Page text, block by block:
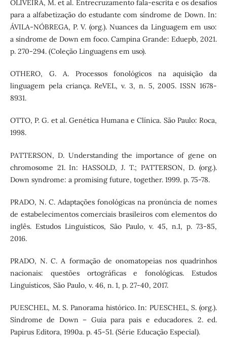
OLIVEIRA, M. et al. Entrecruzamento fala-escrita e os desafios
para a alfabetização do estudante com síndrome de Down. In:
ÁVILA-NÓBREGA, P. V. (org.). Nuances da Linguagem em uso:
a síndrome de Down em foco. Campina Grande: Eduepb, 2021.
p. 270-294. (Coleção Linguagens em uso).
OTHERO, G. A. Processos fonológicos na aquisição da
linguagem pela criança. ReVEL, v. 3, n. 5, 2005. ISSN 1678-
8931.
OTTO, P. G. et al. Genética Humana e Clínica. São Paulo: Roca,
1998.
PATTERSON, D. Understanding the importance of gene on
chromosome 21. In: HASSOLD, J. T.; PATTERSON, D. (org.).
Down syndrome: a promising future, together. 1999. p. 75-78.
PRADO, N. C. Adaptações fonológicas na pronúncia de nomes
de estabelecimentos comerciais brasileiros com elementos do
inglês. Estudos Linguísticos, São Paulo, v. 45, n.1, p. 73-85,
2016.
PRADO, N. C. A formação de onomatopeias nos quadrinhos
nacionais: questões ortográficas e fonológicas. Estudos
Linguísticos, São Paulo, v. 46, n. 1, p. 27-40, 2017.
PUESCHEL, M. S. Panorama histórico. In: PUESCHEL, S. (org.).
Síndrome de Down – Guia para pais e educadores. 2. ed.
Papirus Editora, 1990a. p. 45-51. (Série Educação Especial).